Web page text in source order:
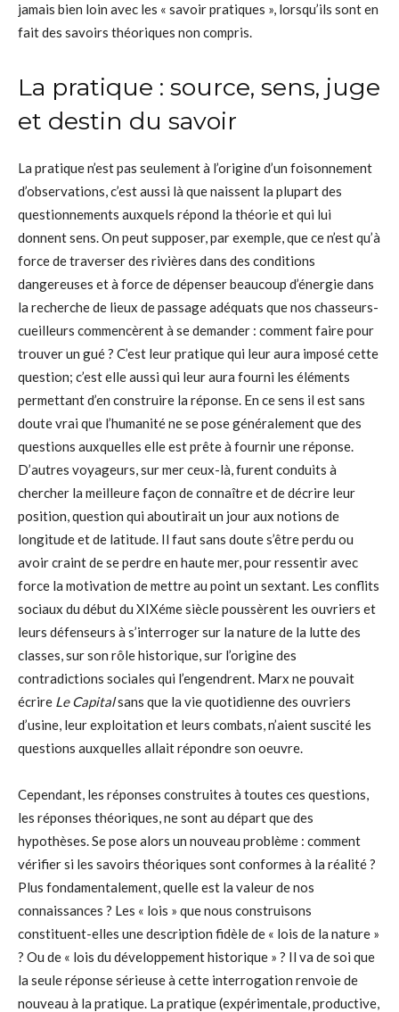
jamais bien loin avec les « savoir pratiques », lorsqu’ils sont en
fait des savoirs théoriques non compris.
La pratique : source, sens, juge
et destin du savoir
La pratique n’est pas seulement à l’origine d’un foisonnement
d’observations, c’est aussi là que naissent la plupart des
questionnements auxquels répond la théorie et qui lui
donnent sens. On peut supposer, par exemple, que ce n’est qu’à
force de traverser des rivières dans des conditions
dangereuses et à force de dépenser beaucoup d’énergie dans
la recherche de lieux de passage adéquats que nos chasseurs-
cueilleurs commencèrent à se demander : comment faire pour
trouver un gué ? C’est leur pratique qui leur aura imposé cette
question; c’est elle aussi qui leur aura fourni les éléments
permettant d’en construire la réponse. En ce sens il est sans
doute vrai que l’humanité ne se pose généralement que des
questions auxquelles elle est prête à fournir une réponse.
D’autres voyageurs, sur mer ceux-là, furent conduits à
chercher la meilleure façon de connaître et de décrire leur
position, question qui aboutirait un jour aux notions de
longitude et de latitude. Il faut sans doute s’être perdu ou
avoir craint de se perdre en haute mer, pour ressentir avec
force la motivation de mettre au point un sextant. Les conflits
sociaux du début du XIXéme siècle poussèrent les ouvriers et
leurs défenseurs à s’interroger sur la nature de la lutte des
classes, sur son rôle historique, sur l’origine des
contradictions sociales qui l’engendrent. Marx ne pouvait
écrire Le Capitalsans que la vie quotidienne des ouvriers
d’usine, leur exploitation et leurs combats, n’aient suscité les
questions auxquelles allait répondre son oeuvre.
Cependant, les réponses construites à toutes ces questions,
les réponses théoriques, ne sont au départ que des
hypothèses. Se pose alors un nouveau problème : comment
vérifier si les savoirs théoriques sont conformes à la réalité ?
Plus fondamentalement, quelle est la valeur de nos
connaissances ? Les « lois » que nous construisons
constituent-elles une description fidèle de « lois de la nature »
? Ou de « lois du développement historique » ? Il va de soi que
la seule réponse sérieuse à cette interrogation renvoie de
nouveau à la pratique. La pratique (expérimentale, productive,